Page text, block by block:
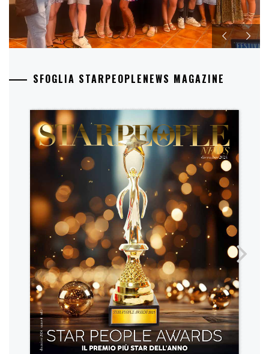
SFOGLIA STARPEOPLENEWS MAGAZINE